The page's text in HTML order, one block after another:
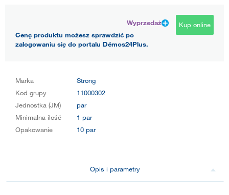
Wyprzedaż
Cenę produktu możesz sprawdzić po
zalogowaniu się do portalu Démos24Plus.
Kup online
Marka
Strong
Kod grupy
11000302
Jednostka (JM)
par
Minimalna ilość
1 par
Opakowanie
10 par
Opis i parametry